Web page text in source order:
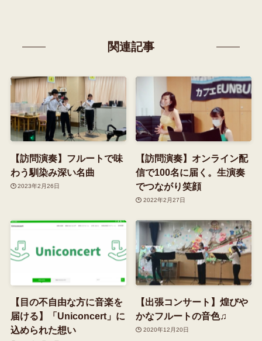
関連記事
【訪問演奏】フルートで味
わう馴染み深い名曲
2023年2月26日
【訪問演奏】オンライン配
信で100名に届く。生演奏
でつながり笑顔
2022年2月27日
【目の不自由な方に音楽を
届ける】「Uniconcert」に
込められた想い
【出張コンサート】煌びや
かなフルートの音色♫
2020年12月20日